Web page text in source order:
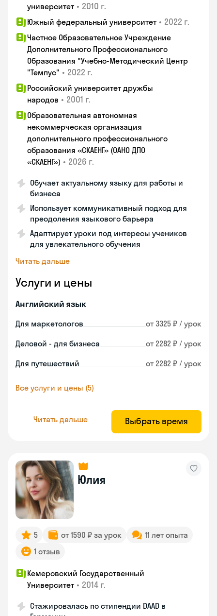
университет • 2010 г.
Южный федеральный университет • 2022 г.
Частное Образовательное Учреждение
Дополнительного Профессионального
Образования "Учебно-Методический Центр
"Темпус" • 2022 г.
Российский университет дружбы
народов • 2001 г.
Образовательная автономная
некоммерческая организация
дополнительного профессионального
образования «СКАЕНГ» (ОАНО ДПО
«СКАЕНГ») • 2026 г.
Обучает актуальному языку для работы и
бизнеса
Использует коммуникативный подход для
преодоления языкового барьера
Адаптирует уроки под интересы учеников
для увлекательного обучения
Читать дальше
Услуги и цены
Английский язык
Для маркетологов от 3325 ₽ / урок
Деловой - для бизнеса от 2282 ₽ / урок
Для путешествий от 2282 ₽ / урок
Все услуги и цены (5)
Читать дальше Выбрать время
Юлия
5 от 1590 ₽ за урок
11 лет опыта
1 отзыв
Кемеровский Государственный
Университет • 2014 г.
Стажировалась по стипендии DAAD в